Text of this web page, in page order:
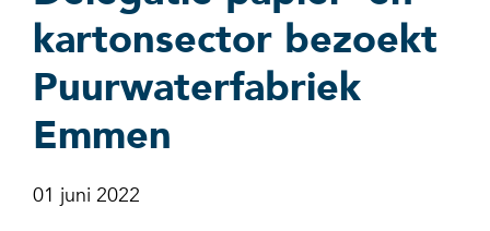
kartonsector bezoekt
Puurwaterfabriek
Emmen
01 juni 2022